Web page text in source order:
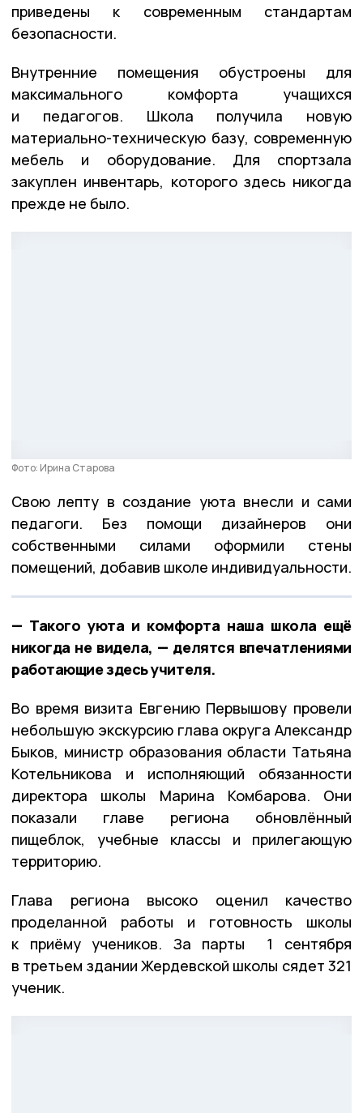
приведены к современным стандартам
безопасности.
Внутренние помещения обустроены для
максимального комфорта учащихся
и педагогов. Школа получила новую
материально-техническую базу, современную
мебель и оборудование. Для спортзала
закуплен инвентарь, которого здесь никогда
прежде не было.
Фото: Ирина Старова
Свою лепту в создание уюта внесли и сами
педагоги. Без помощи дизайнеров они
собственными силами оформили стены
помещений, добавив школе индивидуальности.
— Такого уюта и комфорта наша школа ещё
никогда не видела, — делятся впечатлениями
работающие здесь учителя.
Во время визита Евгению Первышову провели
небольшую экскурсию глава округа Александр
Быков, министр образования области Татьяна
Котельникова и исполняющий обязанности
директора школы Марина Комбарова. Они
показали главе региона обновлённый
пищеблок, учебные классы и прилегающую
территорию.
Глава региона высоко оценил качество
проделанной работы и готовность школы
к приёму учеников. За парты 1 сентября
в третьем здании Жердевской школы сядет 321
ученик.